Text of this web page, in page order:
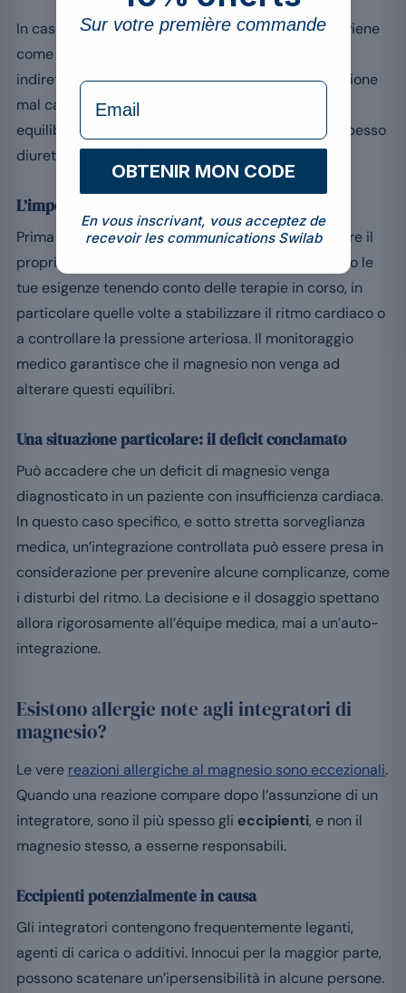
In caso di insufficienza cardiaca, il magnesio interviene
come modulatore dell’eccitabilità e influenza
indirettamente la funzione miocardica. Un’integrazione
mal calibrata potrebbe tuttavia alterare questo
equilibrio, tanto più che questi pazienti ricevono spesso
diuretici che modificano il loro stato elettrolitico.
L’importanza dell’accompagnamento medico
Prima di qualsiasi decisione, è essenziale consultare il
proprio cardiologo o il medico curante. Valuteranno le
tue esigenze tenendo conto delle terapie in corso, in
particolare quelle volte a stabilizzare il ritmo cardiaco o
a controllare la pressione arteriosa. Il monitoraggio
medico garantisce che il magnesio non venga ad
alterare questi equilibri.
Una situazione particolare: il deficit conclamato
Può accadere che un deficit di magnesio venga
diagnosticato in un paziente con insufficienza cardiaca.
In questo caso specifico, e sotto stretta sorveglianza
medica, un’integrazione controllata può essere presa in
considerazione per prevenire alcune complicanze, come
i disturbi del ritmo. La decisione e il dosaggio spettano
allora rigorosamente all’équipe medica, mai a un’auto-
integrazione.
Esistono allergie note agli integratori di
magnesio?
Le vere reazioni allergiche al magnesio sono eccezionali.
Quando una reazione compare dopo l’assunzione di un
integratore, sono il più spesso gli eccipienti, e non il
magnesio stesso, a esserne responsabili.
Eccipienti potenzialmente in causa
Gli integratori contengono frequentemente leganti,
agenti di carica o additivi. Innocui per la maggior parte,
possono scatenare un’ipersensibilità in alcune persone.
Sur votre première commande
formulaire Email
OBTENIR MON CODE
En vous inscrivant, vous acceptez de
recevoir les communications Swilab